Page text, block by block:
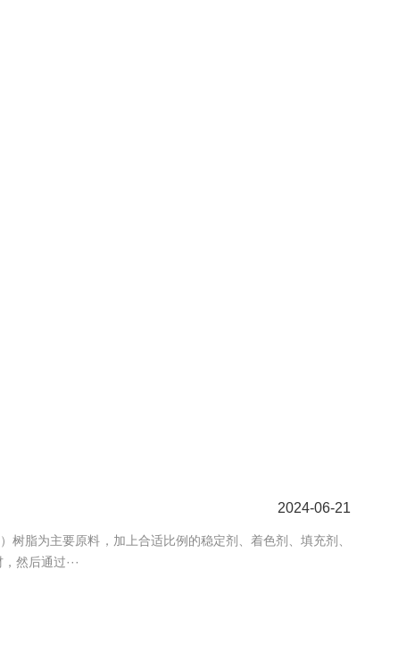
2024-06-21
树脂为主要原料，加上合适比例的稳定剂、着色剂、填充剂、
然后通过···